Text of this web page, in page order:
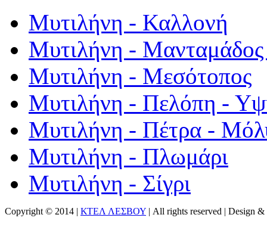
Μυτιλήνη - Καλλονή
Μυτιλήνη - Μανταμάδος
Μυτιλήνη - Μεσότοπος
Μυτιλήνη - Πελόπη -
Μυτιλήνη - Πέτρα -
Μυτιλήνη - Πλωμάρι
Μυτιλήνη - Σίγρι
Copyright © 2014 | ΚΤΕΛ ΛΕΣΒΟΥ | All rights reserved | Design &